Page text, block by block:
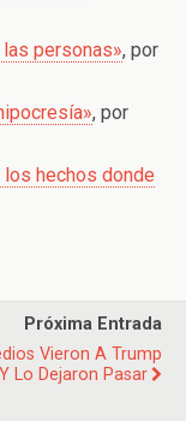
personas», por
, por
hechos donde
Próxima Entrada
Vieron A Trump
Lo Dejaron Pasar